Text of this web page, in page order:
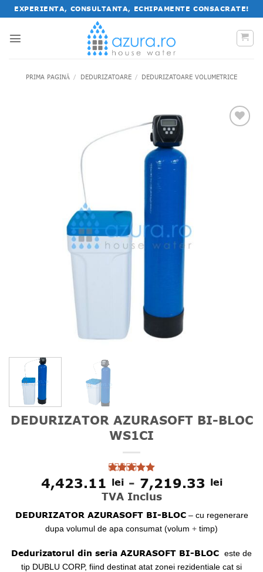
Salt
la
conținut
EXPERIENTA, CONSULTANTA, ECHIPAMENTE CONSACRATE!
PRIMA PAGINĂ / DEDURIZATOARE / DEDURIZATOARE VOLUMETRICE
DEDURIZATOR AZURASOFT BI-BLOC
WS1CI
Evaluat la
5 din 5 pe
baza unei
evaluări
4,423.11 lei - 7,219.33 lei
TVA Inclus
DEDURIZATOR AZURASOFT BI-BLOC– cu regenerare
dupa volumul de apa consumat (volum + timp)
Dedurizatorul din seria AZURASOFT BI-BLOC este de
tip DUBLU CORP, fiind destinat atat zonei rezidentiale cat si